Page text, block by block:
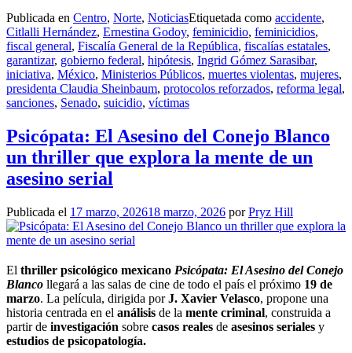
Publicada en Centro, Norte, NoticiasEtiquetada como accidente,
Citlalli Hernández, Ernestina Godoy, feminicidio, feminicidios,
fiscal general, Fiscalía General de la República, fiscalías estatales,
garantizar, gobierno federal, hipótesis, Ingrid Gómez Sarasibar,
iniciativa, México, Ministerios Públicos, muertes violentas, mujeres,
presidenta Claudia Sheinbaum, protocolos reforzados, reforma legal,
sanciones, Senado, suicidio, víctimas
Psicópata: El Asesino del Conejo Blanco
un thriller que explora la mente de un
asesino serial
Publicada el 17 marzo, 202618 marzo, 2026 porPryz Hill
El thriller psicológico mexicano Psicópata: El Asesino del Conejo
Blanco llegará a las salas de cine de todo el país el próximo 19 de
marzo. La película, dirigida porJ. Xavier Velasco, propone una
historia centrada en el análisis de la mente criminal, construida a
partir de investigación sobre casos reales de asesinos seriales y
estudios de psicopatología.